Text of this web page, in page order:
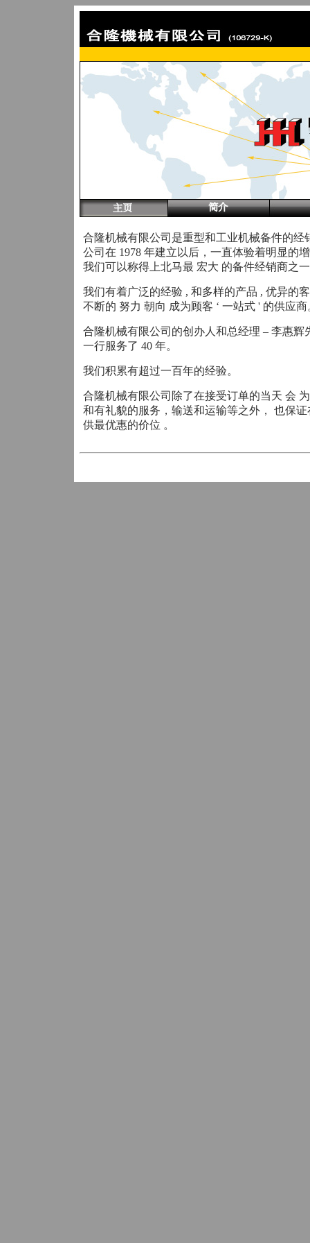
合隆机械有限公司是重型和工业机械备件的经
公司在 1978 年建立以后，一直体验着明显的
我们可以称得上北马最 宏大 的备件经销商之
我们有着广泛的经验 , 和多样的产品 , 优异的
不断的 努力 朝向 成为顾客 ‘ 一站式 ' 的供应商
合隆机械有限公司的创办人和总经理 – 李惠辉
一行服务了 40 年。
我们积累有超过一百年的经验。
合隆机械有限公司除了在接受订单的当天 会
和有礼貌的服务，输送和运输等之外， 也保
供最优惠的价位 。